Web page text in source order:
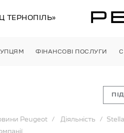
ТЕРНОПІЛЬ»
ФІНАНСОВІ ПОСЛУГИ
Peugeot Діяльність